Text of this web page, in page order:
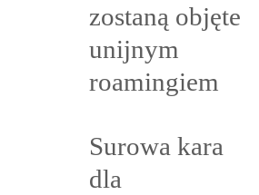
zostaną objęte
unijnym
roamingiem
Surowa kara
dla